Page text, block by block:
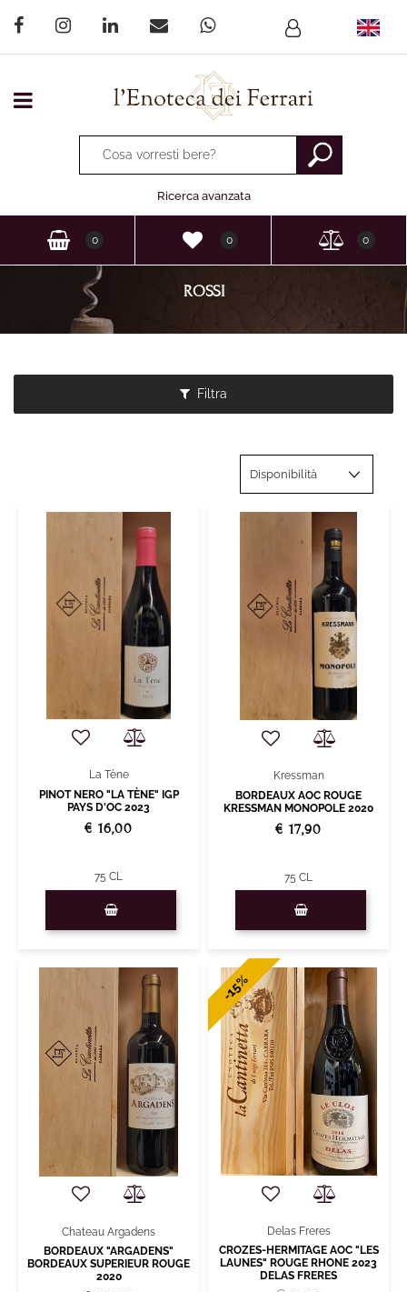
Open menu
La modifica di un filtro aggiorna automaticamente gli
Ricerca avanzata
0 0 0
ROSSI
Filtra
La Tène
PINOT NERO "LA TÈNE" IGP
PAYS D'OC 2023
€ 16,00
75 CL
Kressman
BORDEAUX AOC ROUGE
KRESSMAN MONOPOLE 2020
€ 17,90
75 CL
Chateau Argadens
BORDEAUX "ARGADENS"
BORDEAUX SUPERIEUR ROUGE
2020
-15%
Delas Freres
CROZES-HERMITAGE AOC "LES
LAUNES" ROUGE RHONE 2023
DELAS FRERES